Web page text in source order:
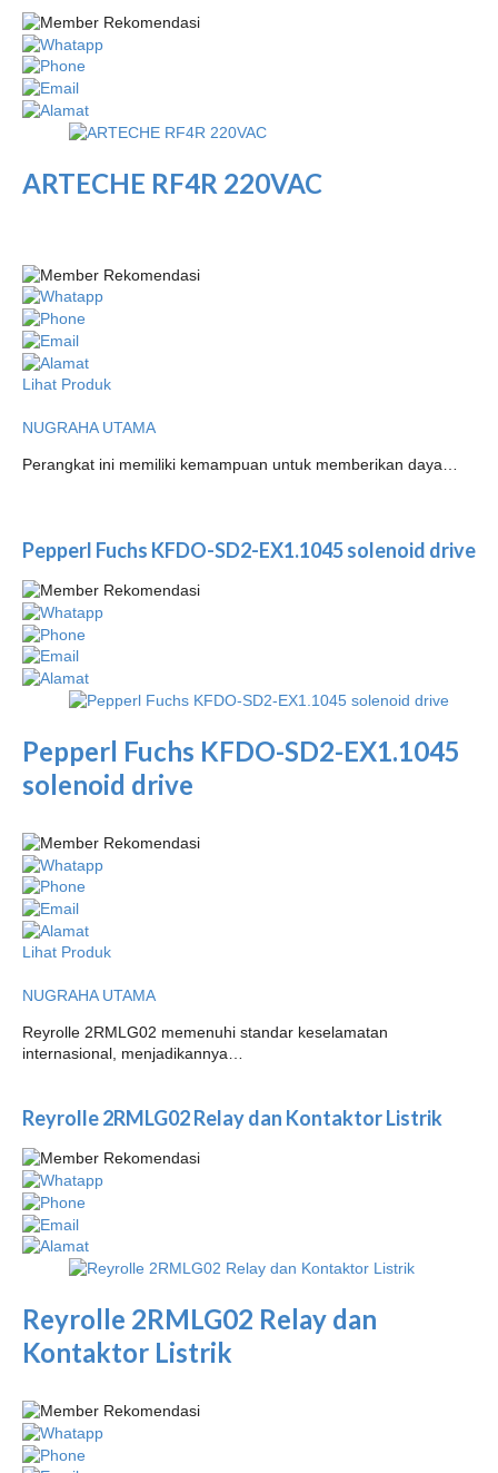
ARTECHE RF4R 220VAC
Lihat Produk
NUGRAHA UTAMA
Perangkat ini memiliki kemampuan untuk memberikan daya…
Pepperl Fuchs KFDO-SD2-EX1.1045 solenoid drive
Pepperl Fuchs KFDO-SD2-EX1.1045
solenoid drive
Lihat Produk
NUGRAHA UTAMA
Reyrolle 2RMLG02 memenuhi standar keselamatan
internasional, menjadikannya…
Reyrolle 2RMLG02 Relay dan Kontaktor Listrik
Reyrolle 2RMLG02 Relay dan
Kontaktor Listrik